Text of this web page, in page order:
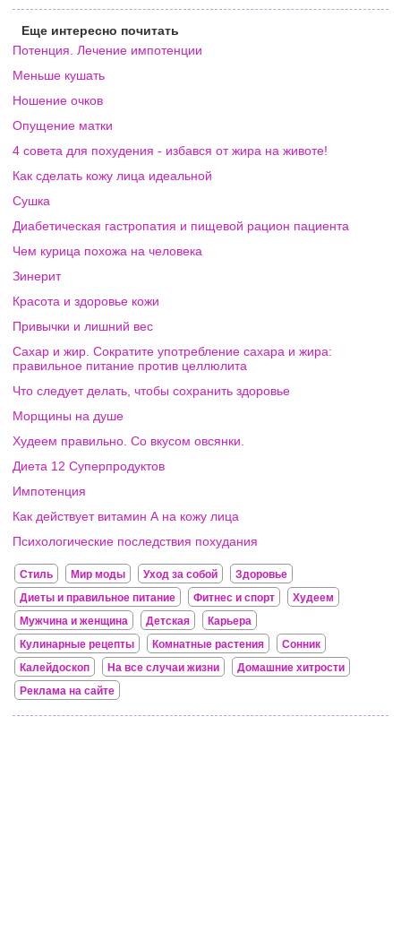
Еще интересно почитать
Потенция. Лечение импотенции
Меньше кушать
Ношение очков
Опущение матки
4 совета для похудения - избався от жира на животе!
Как сделать кожу лица идеальной
Сушка
Диабетическая гастропатия и пищевой рацион пациента
Чем курица похожа на человека
Зинерит
Красота и здоровье кожи
Привычки и лишний вес
Сахар и жир. Сократите употребление сахара и жира:
правильное питание против целлюлита
Что следует делать, чтобы сохранить здоровье
Морщины на душе
Худеем правильно. Со вкусом овсянки.
Диета 12 Суперпродуктов
Импотенция
Как действует витамин А на кожу лица
Психологические последствия похудания
Стиль Мир моды Уход за собой
Здоровье
Диеты и правильное питание
Фитнес и спорт
Худеем
Мужчина и женщина
Детская
Карьера
Кулинарные рецепты
Комнатные растения
Сонник
Калейдоскоп
На все случаи жизни
Домашние хитрости
Реклама на сайте